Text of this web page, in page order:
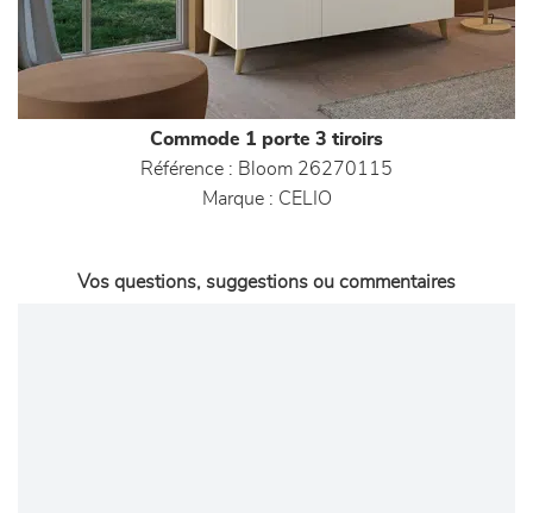
Commode 1 porte 3 tiroirs
Référence : Bloom 26270115
Marque : CELIO
Vos questions, suggestions ou commentaires